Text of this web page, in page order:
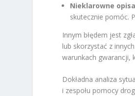
Nieklarowne
skutecznie pomóc.
Innym błędem jest
lub skorzystać z
warunkach gwarancji,
Dokładna analiza
i zespołu pomocy